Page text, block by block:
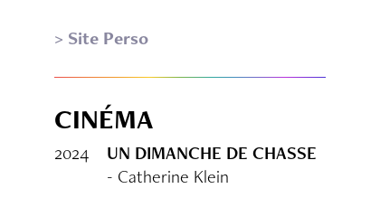
> Site Perso
CINÉMA
2024
UN DIMANCHE DE CHASSE
- Catherine Klein